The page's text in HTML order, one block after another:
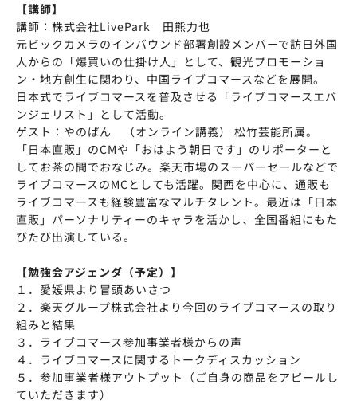
【講師】
講師：株式会社LivePark 田熊力也
元ビックカメラのインバウンド部署創設メンバーで訪日外国
人からの「爆買いの仕掛け人」として、観光プロモーショ
ン・地方創生に関わり、中国ライブコマースなどを展開。
日本式でライブコマースを普及させる「ライブコマースエバ
ンジェリスト」として活動。
ゲスト：やのぱん （オンライン講義） 松竹芸能所属。
「日本直販」のCMや「おはよう朝日です」のリポーターと
してお茶の間でおなじみ。楽天市場のスーパーセールなどで
ライブコマースのMCとしても活躍。関西を中心に、通販も
ライブコマースも経験豊富なマルチタレント。最近は「日本
直販」パーソナリティーのキャラを活かし、全国番組にもた
びたび出演している。
【勉強会アジェンダ（予定）】
１．愛媛県より冒頭あいさつ
２．楽天グループ株式会社より今回のライブコマースの取り
組みと結果
３．ライブコマース参加事業者様からの声
４．ライブコマースに関するトークディスカッション
５．参加事業者様アウトプット（ご自身の商品をアピールし
ていただきます）